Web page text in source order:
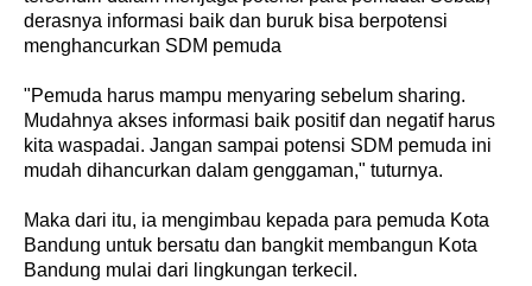
derasnya informasi baik dan buruk bisa berpotensi
menghancurkan SDM pemuda
"Pemuda harus mampu menyaring sebelum sharing.
Mudahnya akses informasi baik positif dan negatif harus
kita waspadai. Jangan sampai potensi SDM pemuda ini
mudah dihancurkan dalam genggaman," tuturnya.
Maka dari itu, ia mengimbau kepada para pemuda Kota
Bandung untuk bersatu dan bangkit membangun Kota
Bandung mulai dari lingkungan terkecil.